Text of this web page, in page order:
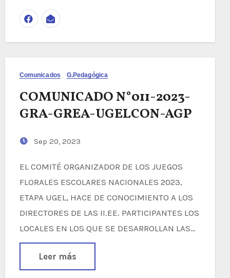
Comunicados G.Pedagógica
COMUNICADO N°011-2023-
GRA-GREA-UGELCON-AGP
Sep 20, 2023
EL COMITÉ ORGANIZADOR DE LOS JUEGOS
FLORALES ESCOLARES NACIONALES 2023,
ETAPA UGEL, HACE DE CONOCIMIENTO A LOS
DIRECTORES DE LAS II.EE. PARTICIPANTES LOS
LOCALES EN LOS QUE SE DESARROLLAN LAS…
Leer más